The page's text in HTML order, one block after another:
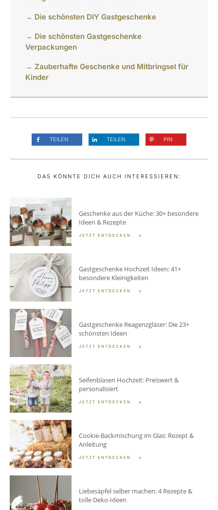
→ Die schönsten DIY Gastgeschenke
→ Die schönsten Gastgeschenke
Verpackungen
→ Zauberhafte Geschenke und Mitbringsel für
Kinder
TEILEN TEILEN PIN
DAS KÖNNTE DICH AUCH INTERESSIEREN:
Geschenke aus der Küche: 30+ besondere
Ideen & Rezepte
JETZT ENTDECKEN
Gastgeschenke Hochzeit Ideen: 41+
besondere Kleinigkeiten
JETZT ENTDECKEN
Gastgeschenke Reagenzgläser: Die 23+
schönsten Ideen
JETZT ENTDECKEN
Seifenblasen Hochzeit: Preiswert &
personalisiert
JETZT ENTDECKEN
Cookie-Backmischung im Glas: Rezept &
Anleitung
JETZT ENTDECKEN
Liebesäpfel selber machen: 4 Rezepte &
tolle Deko-Ideen